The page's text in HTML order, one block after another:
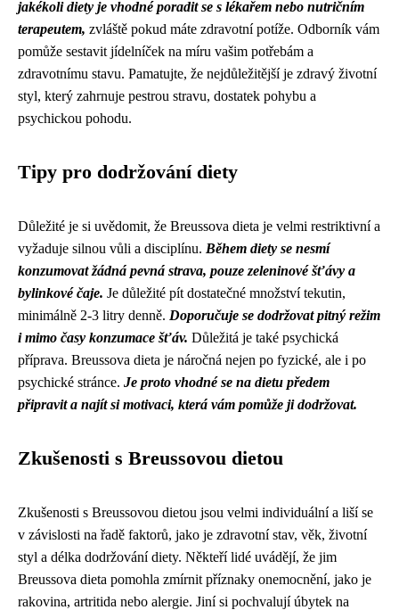
jakékoli diety je vhodné poradit se s lékařem nebo nutričním
terapeutem, zvláště pokud máte zdravotní potíže. Odborník vám
pomůže sestavit jídelníček na míru vašim potřebám a
zdravotnímu stavu. Pamatujte, že nejdůležitější je zdravý životní
styl, který zahrnuje pestrou stravu, dostatek pohybu a
psychickou pohodu.
Tipy pro dodržování diety
Důležité je si uvědomit, že Breussova dieta je velmi restriktivní a
vyžaduje silnou vůli a disciplínu. Během diety se nesmí
konzumovat žádná pevná strava, pouze zeleninové šťávy a
bylinkové čaje. Je důležité pít dostatečné množství tekutin,
minimálně 2-3 litry denně. Doporučuje se dodržovat pitný režim
i mimo časy konzumace šťáv. Důležitá je také psychická
příprava. Breussova dieta je náročná nejen po fyzické, ale i po
psychické stránce. Je proto vhodné se na dietu předem
připravit a najít si motivaci, která vám pomůže ji dodržovat.
Zkušenosti s Breussovou dietou
Zkušenosti s Breussovou dietou jsou velmi individuální a liší se
v závislosti na řadě faktorů, jako je zdravotní stav, věk, životní
styl a délka dodržování diety. Někteří lidé uvádějí, že jim
Breussova dieta pomohla zmírnit příznaky onemocnění, jako je
rakovina, artritida nebo alergie. Jiní si pochvalují úbytek na